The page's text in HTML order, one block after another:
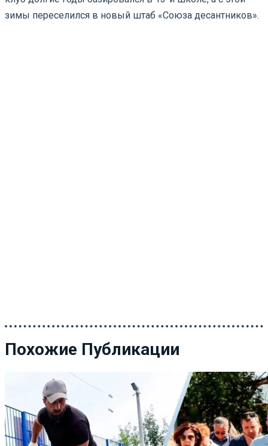
зимы переселился в новый штаб «Союза десантников».
Похожие Публикации